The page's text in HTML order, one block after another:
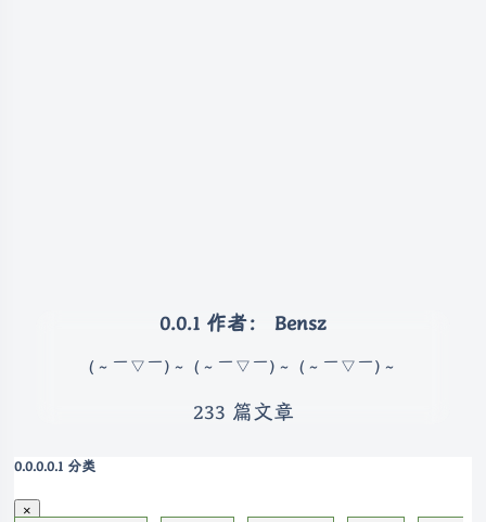
作者： Bensz
(～￣▽￣)～ (～￣▽￣)～ (～￣▽￣)～
233 篇文章
分类
×